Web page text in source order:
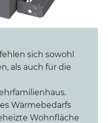
sich sowohl
als auch für die
Wärmebedarfs
Wohnfläche